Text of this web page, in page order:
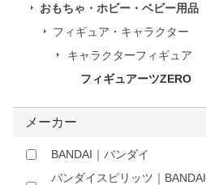
会員メニュー
お買いもの履歴
閲覧履歴
お知らせ
おもちゃ・ホビー・ベビー用品
フィギュア・キャラクター
キャラクターフィギュア
フィギュアーツZERO
メーカー
BANDAI｜バンダイ
バンダイスピリッツ｜BANDAI